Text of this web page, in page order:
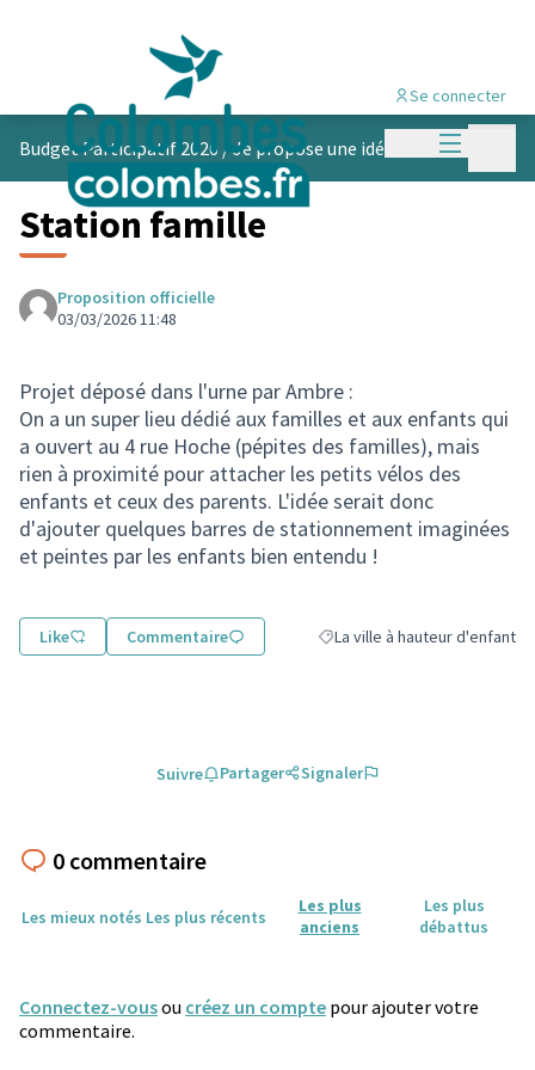
Menu
Se connecter
Budget Participatif 2026 /Je propose une idée
Station famille
Proposition officielle
03/03/2026 11:48
Projet déposé dans l'urne par Ambre :
On a un super lieu dédié aux familles et aux enfants qui
a ouvert au 4 rue Hoche (pépites des familles), mais
rien à proximité pour attacher les petits vélos des
enfants et ceux des parents. L'idée serait donc
d'ajouter quelques barres de stationnement imaginées
et peintes par les enfants bien entendu !
Like Commentaire Filtrer les résultats de la
La ville à hauteur d'enfant
Suivre Partager Signaler
0 commentaire
Les mieux notés Les plus récents
Les plus
anciens
Les plus
débattus
Connectez-vousou créez un compte pour ajouter votre
commentaire.